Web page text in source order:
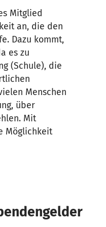
Mitglied
an, die den
Dazu kommt,
es zu
(Schule), die
Menschen
über
Mit
Möglichkeit